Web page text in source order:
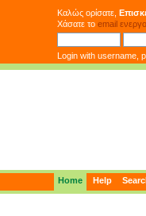
Καλώς ορίσατε,
Χάσατε τοemail
Login with username,
Home Help